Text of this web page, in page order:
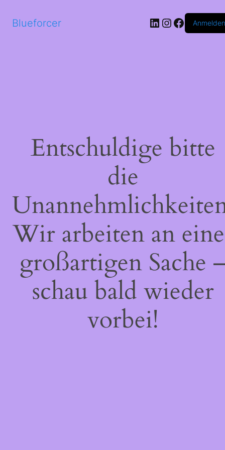
Blueforcer LinkedIn
Instagram
Anmelden
Entschuldige bitte
die
Wir arbeiten an
großartigen Sache
schau bald wieder
vorbei!